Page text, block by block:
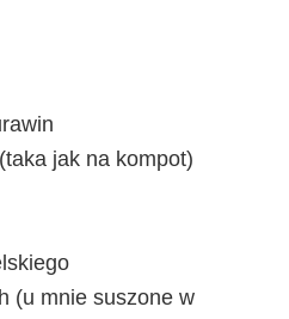
jak na kompot)
(u mnie suszone w